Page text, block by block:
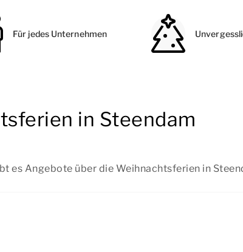
Für jedes Unternehmen
in Steendam
es Angebote über die Weihnachtsferien in